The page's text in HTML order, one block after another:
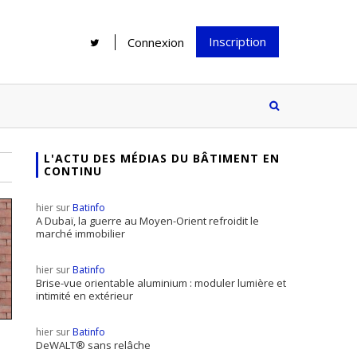
Connexion Inscription
idée mais...
Le print sous toutes ses formes a-t-
il encore sa place dans un monde
Rénover une salle de bains : gagner
supports
inscrire
à notre
?
L'ACTU DES MÉDIAS DU BÂTIMENT EN
CONTINU
hier surBatinfo
A Dubaï, la guerre au Moyen-Orient refroidit le
marché immobilier
hier surBatinfo
Brise-vue orientable aluminium : moduler lumière et
intimité en extérieur
hier surBatinfo
DeWALT® sans relâche